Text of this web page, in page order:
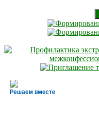
Решаем вместе